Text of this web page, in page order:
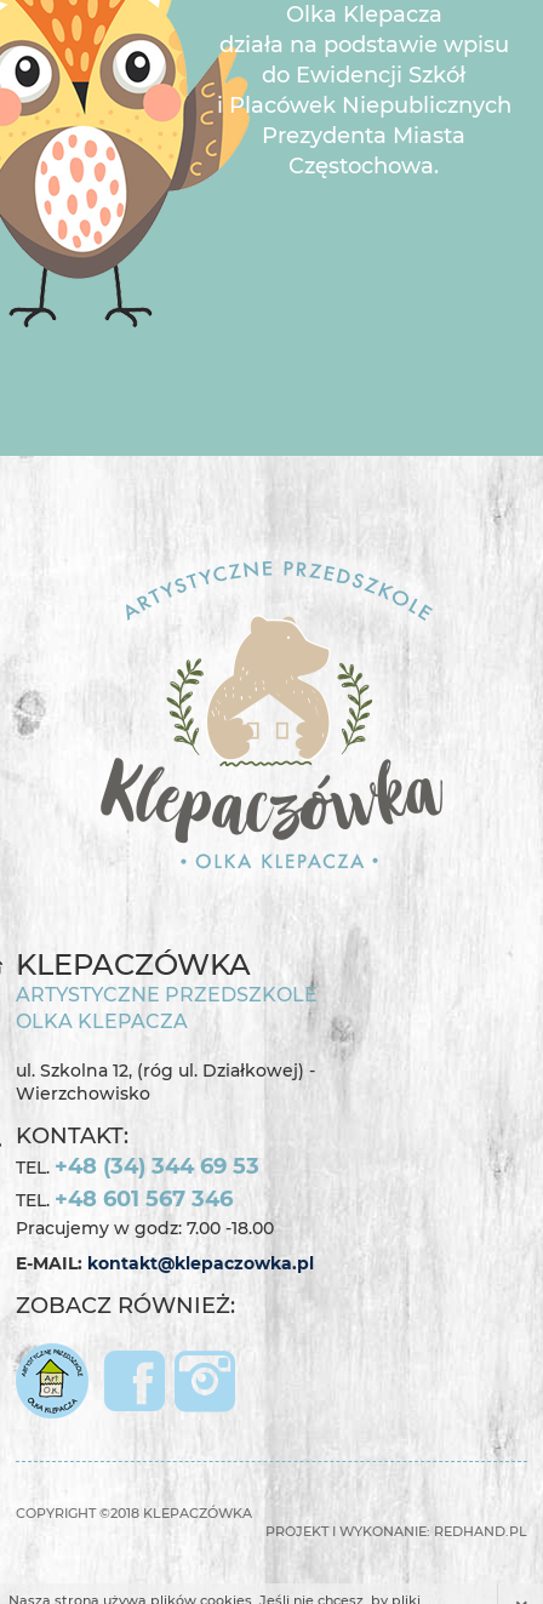
Olka Klepacza
działa na podstawie wpisu
do Ewidencji Szkół
i Placówek Niepublicznych
Prezydenta Miasta
Częstochowa.
KLEPACZÓWKA
ARTYSTYCZNE PRZEDSZKOLE
OLKA KLEPACZA
ul. Szkolna 12, (róg ul. Działkowej) -
Wierzchowisko
KONTAKT:
TEL. +48 (34) 344 69 53
TEL. +48 601 567 346
Pracujemy w godz: 7.00 -18.00
E-MAIL: kontakt@klepaczowka.pl
ZOBACZ RÓWNIEŻ:
COPYRIGHT ©2018 KLEPACZÓWKA
PROJEKT I WYKONANIE: REDHAND.PL